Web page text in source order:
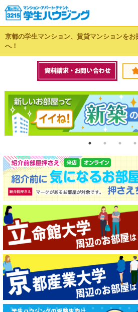
京都の学生マンション、賃貸マンションを
へ！